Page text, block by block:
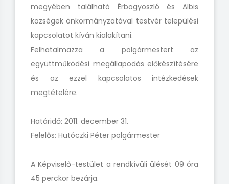
megyében található Érbogyoszló és Albis
községek önkormányzatával testvér települési
kapcsolatot kíván kialakítani.
Felhatalmazza a polgármestert az
együttműködési megállapodás előkészítésére
és az ezzel kapcsolatos intézkedések
megtételére.
Határidő: 2011. december 31.
Felelős: Hutóczki Péter polgármester
A Képviselő-testület a rendkívüli ülését 09 óra
45 perckor bezárja.